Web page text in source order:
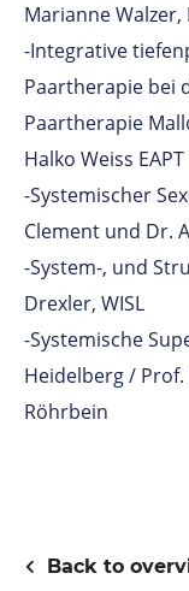
Marianne Walzer,
-Integrative
Paartherapie bei
Paartherapie
Halko Weiss EAPT
-Systemischer
Clement und Dr.
-System-, und
Drexler, WISL
-Systemische
Heidelberg /
Röhrbein
Back to